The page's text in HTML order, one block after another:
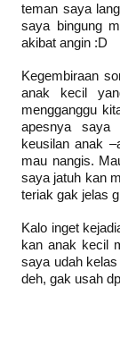
teman saya
saya bingung
akibat angin :D
Kegembiraan
anak kecil
mengganggu
apesnya saya
keusilan anak
mau nangis.
saya jatuh kan
teriak gak jelas
Kalo inget
kan anak kecil
saya udah
deh, gak usah